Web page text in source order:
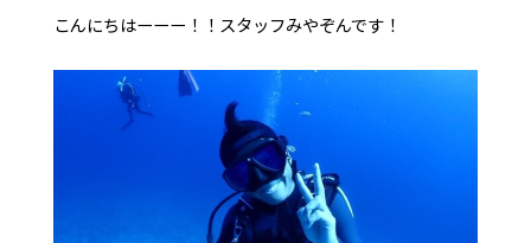
お問い合わせ オンラインストア
こんにちはーーー！！スタッフみやぞんです！